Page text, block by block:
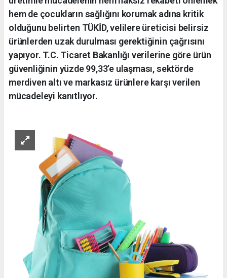
hem de çocukların sağlığını korumak adına kritik
olduğunu belirten TÜKİD, velilere üreticisi belirsiz
ürünlerden uzak durulması gerektiğinin çağrısını
yapıyor. T.C. Ticaret Bakanlığı verilerine göre ürün
güvenliğinin yüzde 99,33’e ulaşması, sektörde
merdiven altı ve markasız ürünlere karşı verilen
mücadeleyi kanıtlıyor.